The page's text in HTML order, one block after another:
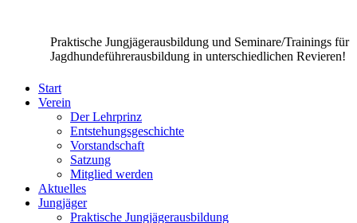
Praktische Jungjägerausbildung und Seminare/Trainings für
Jagdhundeführerausbildung in unterschiedlichen Revieren!
Start
Verein
Der Lehrprinz
Entstehungsgeschichte
Vorstandschaft
Satzung
Mitglied werden
Aktuelles
Jungjäger
Praktische Jungjägerausbildung